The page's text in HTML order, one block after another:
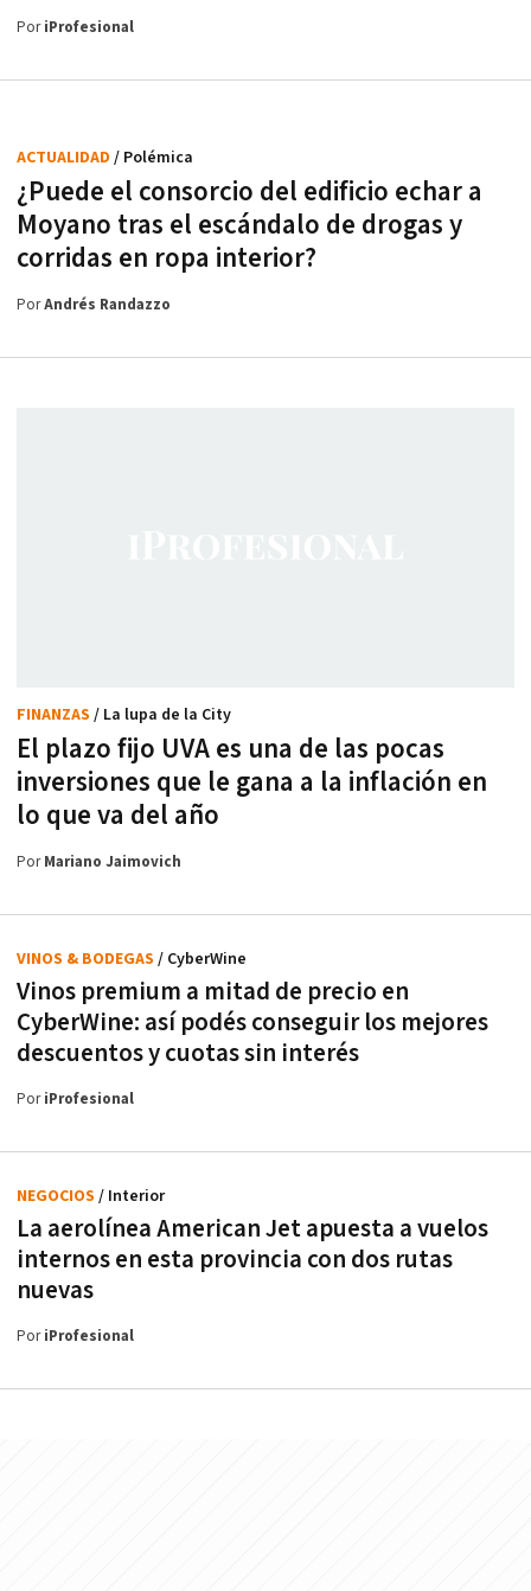
PoriProfesional
¿Puede el consorcio del edificio echar a
Moyano tras el escándalo de drogas y
corridas en ropa interior?
ACTUALIDAD / Polémica
PorAndrés Randazzo
El plazo fijo UVA es una de las pocas
inversiones que le gana a la inflación en
lo que va del año
FINANZAS / La lupa de la City
PorMariano Jaimovich
Vinos premium a mitad de precio en
CyberWine: así podés conseguir los mejores
descuentos y cuotas sin interés
VINOS & BODEGAS / CyberWine
PoriProfesional
La aerolínea American Jet apuesta a vuelos
internos en esta provincia con dos rutas
nuevas
NEGOCIOS / Interior
PoriProfesional